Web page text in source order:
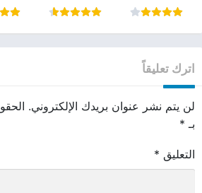
اترك تعليقاً
لن يتم نشر عنوان بريدك الإلكتروني.
بـ *
التعليق *